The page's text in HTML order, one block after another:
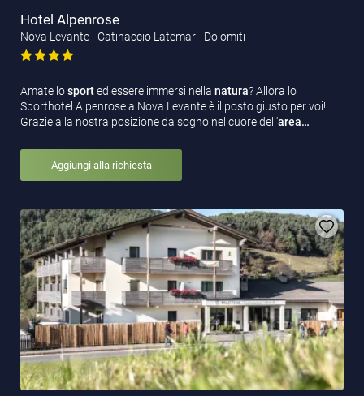
Hotel Alpenrose
Nova Levante - Catinaccio Latemar - Dolomiti
Amate losported essere immersi nella natura? Allora lo
Sporthotel Alpenrose a Nova Levante è il posto giusto per voi!
Grazie alla nostra posizione da sogno nel cuore dell'area…
Aggiungi alla richiesta